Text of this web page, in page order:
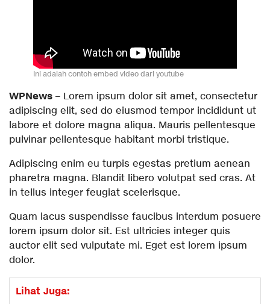
Ini adalah contoh embed video dari youtube
WPNews – Lorem ipsum dolor sit amet, consectetur
adipiscing elit, sed do eiusmod tempor incididunt ut
labore et dolore magna aliqua. Mauris pellentesque
pulvinar pellentesque habitant morbi tristique.
Adipiscing enim eu turpis egestas pretium aenean
pharetra magna. Blandit libero volutpat sed cras. At
in tellus integer feugiat scelerisque.
Quam lacus suspendisse faucibus interdum posuere
lorem ipsum dolor sit. Est ultricies integer quis
auctor elit sed vulputate mi. Eget est lorem ipsum
dolor.
Lihat Juga: